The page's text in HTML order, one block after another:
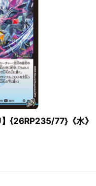
{26RP235/77}《水》